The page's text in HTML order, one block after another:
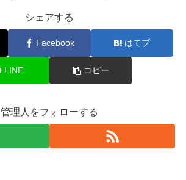
シェアする
Facebook はてブ
LINE コピー
管理人をフォローする